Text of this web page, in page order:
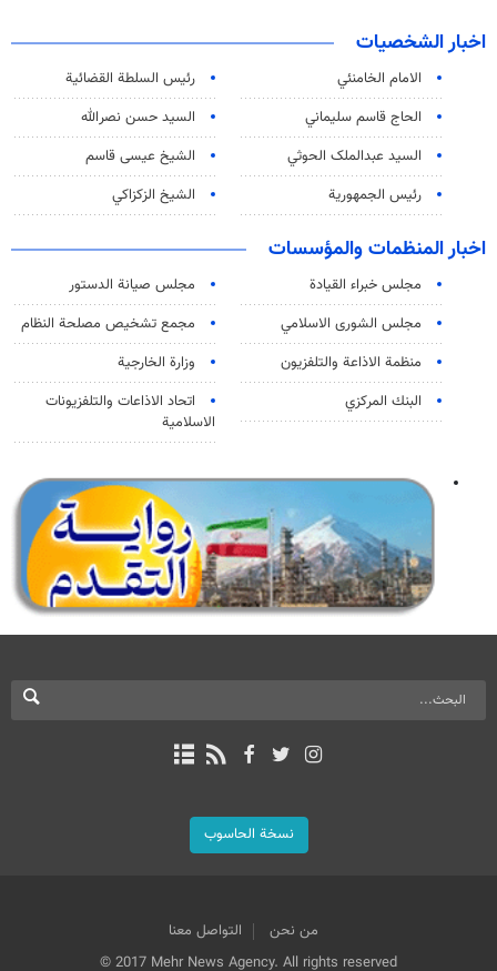
اخبار الشخصيات
الامام الخامنئي
رئیس السلطة القضائیة
الحاج قاسم سليماني
السيد حسن نصرالله
السید عبدالملک الحوثي
الشيخ عيسى قاسم
رئيس الجمهورية
الشيخ الزكزاكي
اخبار المنظمات والمؤسسات
مجلس خبراء القيادة
مجلس صيانة الدستور
مجلس الشورى الاسلامي
مجمع تشخيص مصلحة النظام
منظمة الاذاعة والتلفزیون
وزارة الخارجية
البنك المركزي
اتحاد الاذاعات والتلفزيونات
الاسلامية
نسخة الحاسوب
من نحن
التواصل معنا
© 2017 Mehr News Agency. All rights reserved